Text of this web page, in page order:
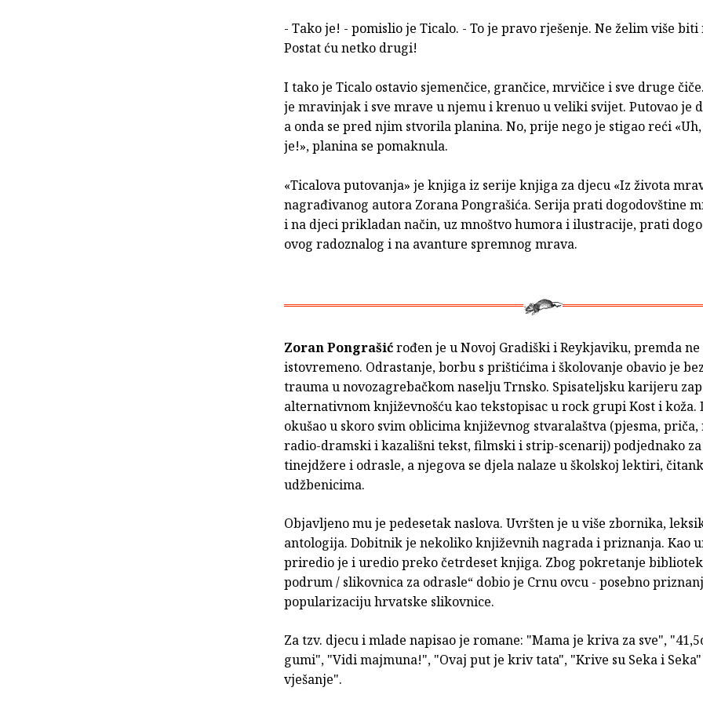
- Tako je! - pomislio je Ticalo. - To je pravo rješenje. Ne želim više biti
Postat ću net­ko drugi!
I tako je Ticalo ostavio sjemenčice, grančice, mrvičice i sve druge
je mravinjak i sve mrave u njemu i krenuo u veliki svijet. Pu­tovao je
a onda se pred njim stvo­rila planina. No, prije nego je stigao reći
je!», planina se pomaknula.
«Ticalova putovanja» je knjiga iz serije knjiga za djecu «Iz života
nagrađivanog autora Zorana Pongrašića. Serija prati dogodovštine
i na djeci prikladan način, uz mnoštvo humora i ilustracije, prati
ovog radoznalog i na avanture spremnog mrava.
Zoran Pongrašićrođen je u Novoj Gradiški i Reykjaviku, premda ne
istovremeno. Odrastanje, borbu s prištićima i školovanje obavio je
trauma u novozagrebačkom naselju Trnsko. Spisateljsku karijeru
alternativnom književnošću kao tekstopisac u rock grupi Kost i koža.
okušao u skoro svim oblicima književnog stvaralaštva (pjesma, priča,
radio-dramski i kazališni tekst, filmski i strip-scenarij) podjednako
tinejdžere i odrasle, a njegova se djela nalaze u školskoj lektiri,
udžbenicima.
Objavljeno mu je pedesetak naslova. Uvršten je u više zbornika,
antologija. Dobitnik je nekoliko književnih nagrada i priznanja. Kao
priredio je i uredio preko četrdeset knjiga. Zbog pokretanje
podrum / slikovnica za odrasle“ dobio je Crnu ovcu - posebno
popularizaciju hrvatske slikovnice.
Za tzv. djecu i mlade napisao je romane: "Mama je kriva za sve",
gumi", "Vidi majmuna!", "Ovaj put je kriv tata", "Krive su Seka i
vješanje".